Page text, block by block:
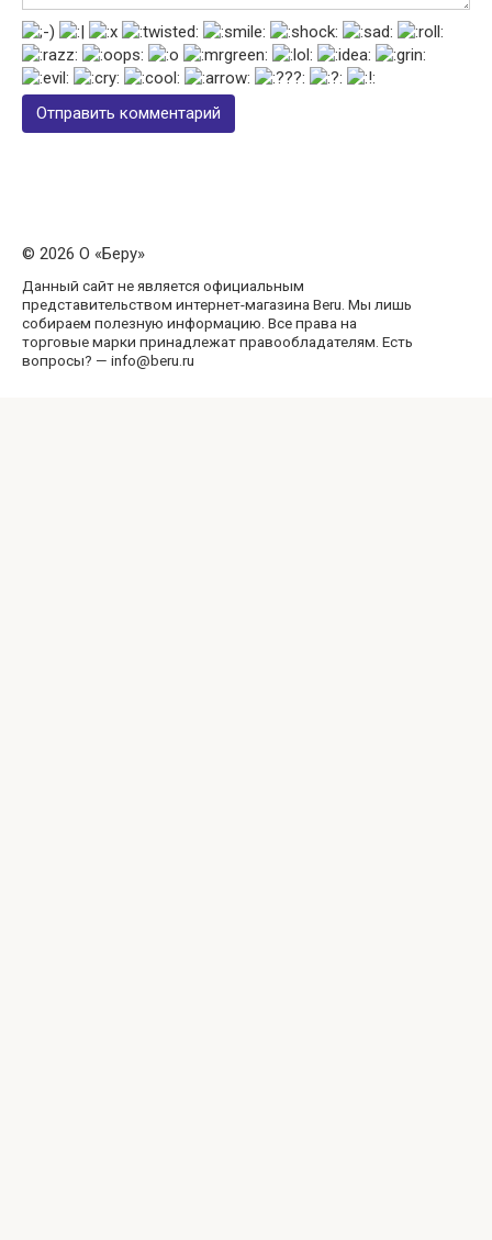
© 2026 О «Беру»
Данный сайт не является официальным
представительством интернет-магазина Beru. Мы лишь
собираем полезную информацию. Все права на
торговые марки принадлежат правообладателям. Есть
вопросы? — info@beru.ru